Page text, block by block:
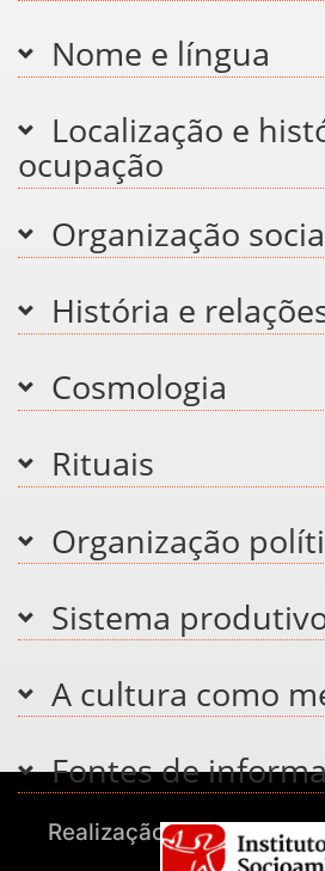
Nome e língua
Localização e
ocupação
Organização
História e
Cosmologia
Rituais
Organização
Sistema
A cultura como
Fontes de